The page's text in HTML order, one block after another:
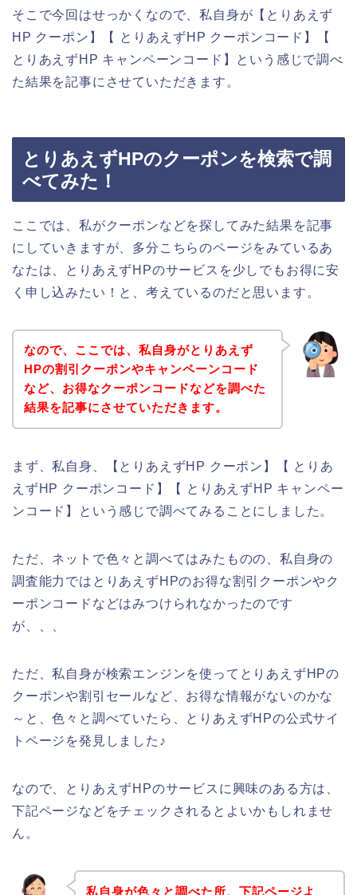
そこで今回はせっかくなので、私自身が【とりあえず
HP クーポン】【 とりあえずHP クーポンコード】【
とりあえずHP キャンペーンコード】という感じで調べ
た結果を記事にさせていただきます。
とりあえずHPのクーポンを検索で調
べてみた！
ここでは、私がクーポンなどを探してみた結果を記事
にしていきますが、多分こちらのページをみているあ
なたは、とりあえずHPのサービスを少しでもお得に安
く申し込みたい！と、考えているのだと思います。
なので、ここでは、私自身がとりあえず
HPの割引クーポンやキャンペーンコード
など、お得なクーポンコードなどを調べた
結果を記事にさせていただきます。
まず、私自身、【とりあえずHP クーポン】【 とりあ
えずHP クーポンコード】【 とりあえずHP キャンペー
ンコード】という感じで調べてみることにしました。
ただ、ネットで色々と調べてはみたものの、私自身の
調査能力ではとりあえずHPのお得な割引クーポンやク
ーポンコードなどはみつけられなかったのです
が、、、
ただ、私自身が検索エンジンを使ってとりあえずHPの
クーポンや割引セールなど、お得な情報がないのかな
～と、色々と調べていたら、とりあえずHPの公式サイ
トページを発見しました♪
なので、とりあえずHPのサービスに興味のある方は、
下記ページなどをチェックされるとよいかもしれませ
ん。
私自身が色々と調べた所、下記ページよ